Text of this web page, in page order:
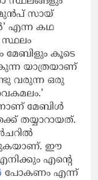
മുൻപ് സായ്
എന്ന കഥ
സ്ഥലം
മേബിളും കൂടെ
യാത്രയാണ്
വരുന്ന ഒരു
മേബിൾ
തയ്യാറായത്.
ഈ
എന്റെ
പോകണം എന്ന്